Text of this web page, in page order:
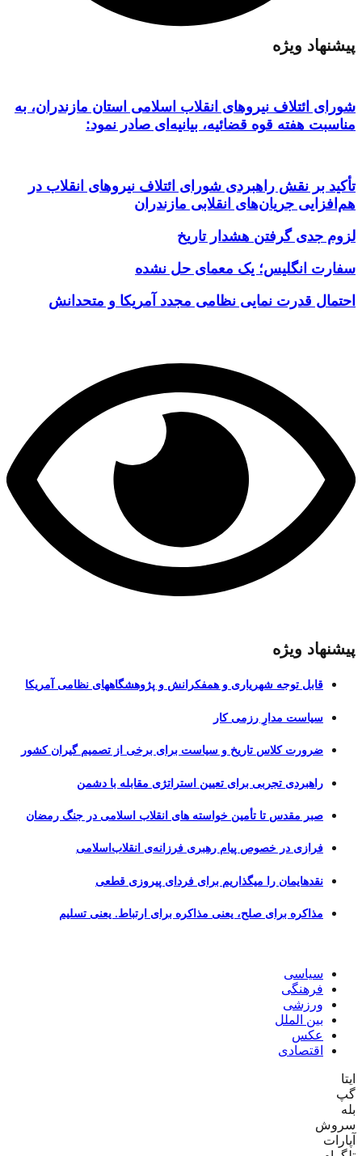
پیشنهاد ویژه
شورای ائتلاف نیروهای انقلاب اسلامی استان مازندران، به
مناسبت هفته قوه قضائیه، بیانیه‌ای صادر نمود:
تأکید بر نقش راهبردی شورای ائتلاف نیروهای انقلاب در
هم‌افزایی جریان‌های انقلابی مازندران
لزوم جدی گرفتن هشدار تاریخ
سفارت انگلیس؛ یک معمای حل نشده
احتمال قدرت نمایی نظامی مجدد آمریکا و متحدانش
پیشنهاد ویژه
قابل توجه شهریاری و همفکرانش و پژوهشگاههای نظامی آمریکا
سیاست مدارِ رزمی کار
ضرورت کلاس تاریخ و سیاست برای برخی از تصمیم گیران کشور
راهبردی تجربی برای تعیین استراتژی مقابله با دشمن
صبر مقدس تا تأمین خواسته های انقلاب اسلامی در جنگ رمضان
فرازی در خصوص پیام رهبری فرزانه‌ی انقلاب‌اسلامی
نقدهایمان را میگذاریم برای فردای پیروزی قطعی
مذاکره برای صلح، یعنی مذاکره برای ارتباط. یعنی تسلیم
سیاسی
فرهنگی
ورزشی
بین الملل
عکس
اقتصادی
ایتا
گپ
بله
سروش
آپارات